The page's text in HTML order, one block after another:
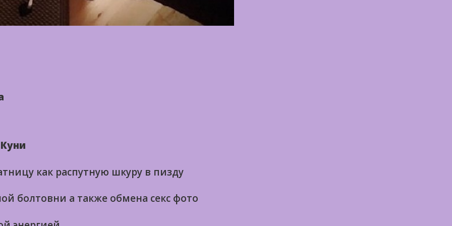
как распутную шкуру в пизду
болтовни а также обмена секс фото